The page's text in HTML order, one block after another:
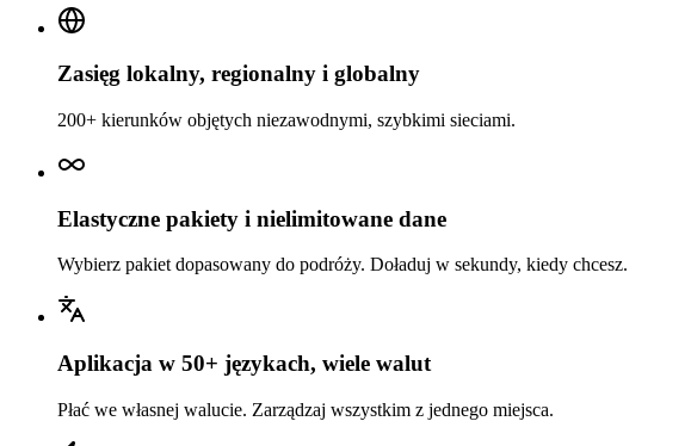
Zasięg lokalny, regionalny i globalny
200+ kierunków objętych niezawodnymi, szybkimi sieciami.
Elastyczne pakiety i nielimitowane dane
Wybierz pakiet dopasowany do podróży. Doładuj w sekundy, kiedy chcesz.
Aplikacja w 50+ językach, wiele walut
Płać we własnej walucie. Zarządzaj wszystkim z jednego miejsca.